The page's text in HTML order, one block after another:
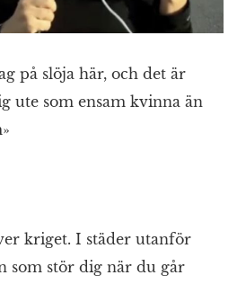
på slöja här, och det är
ute som ensam kvinna än
kriget. I städer utanför
som stör dig när du går